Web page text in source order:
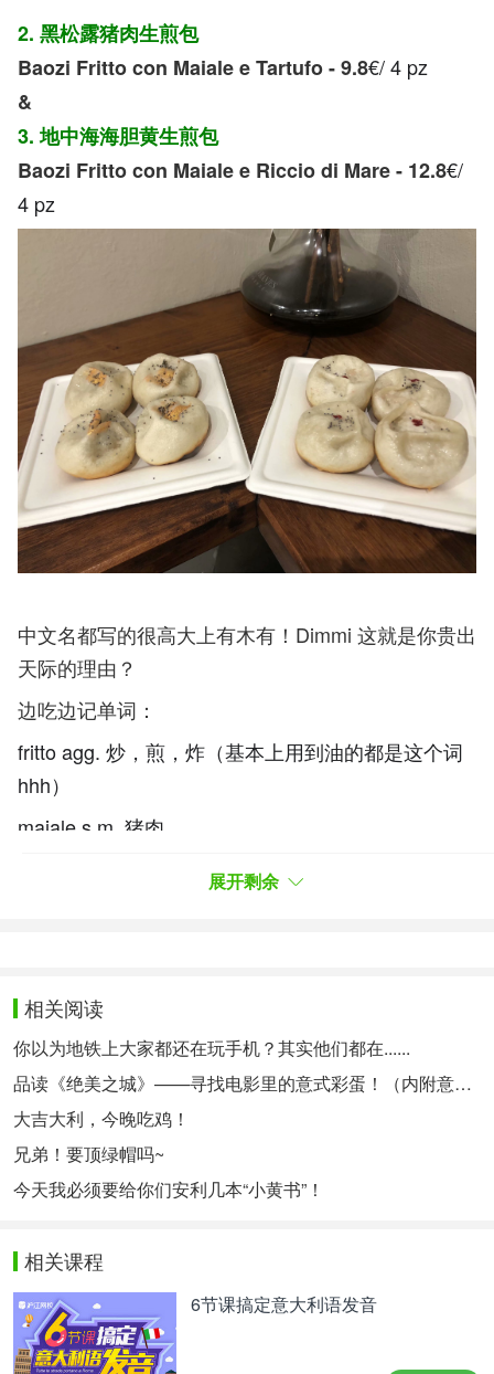
2. 黑松露猪肉生煎包
Baozi Fritto con Maiale e Tartufo - 9.8€/ 4 pz
&
3. 地中海海胆黄生煎包
Baozi Fritto con Maiale e Riccio di Mare - 12.8€/
4 pz
中文名都写的很高大上有木有！Dimmi 这就是你贵出
天际的理由？
边吃边记单词：
fritto agg. 炒，煎，炸（基本上用到油的都是这个词
hhh）
maiale s.m. 猪肉
Spaghetti al Brodo con Manzo - 7
展开剩余
相关阅读
你以为地铁上大家都还在玩手机？其实他们都在......
品读《绝美之城》——寻找电影里的意式彩蛋！（内附意语中字资源~）
大吉大利，今晚吃鸡！
兄弟！要顶绿帽吗~
今天我必须要给你们安利几本“小黄书”！
相关课程
6节课搞定意大利语发音